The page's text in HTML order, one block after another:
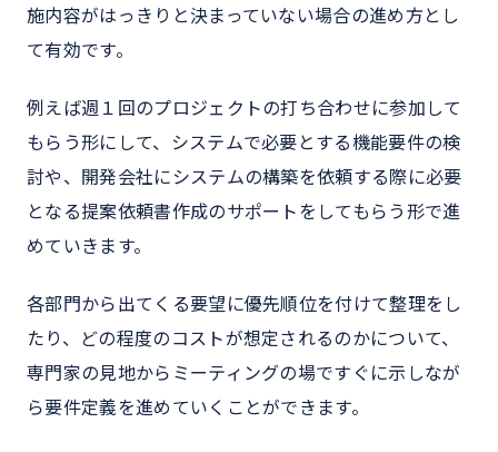
施内容がはっきりと決まっていない場合の進め方とし
て有効です。
例えば週１回のプロジェクトの打ち合わせに参加して
もらう形にして、システムで必要とする機能要件の検
討や、開発会社にシステムの構築を依頼する際に必要
となる提案依頼書作成のサポートをしてもらう形で進
めていきます。
各部門から出てくる要望に優先順位を付けて整理をし
たり、どの程度のコストが想定されるのかについて、
専門家の見地からミーティングの場ですぐに示しなが
ら要件定義を進めていくことができます。